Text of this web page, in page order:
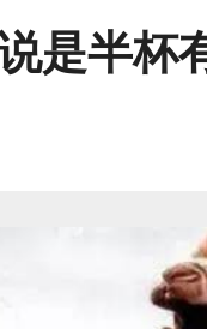
是半杯